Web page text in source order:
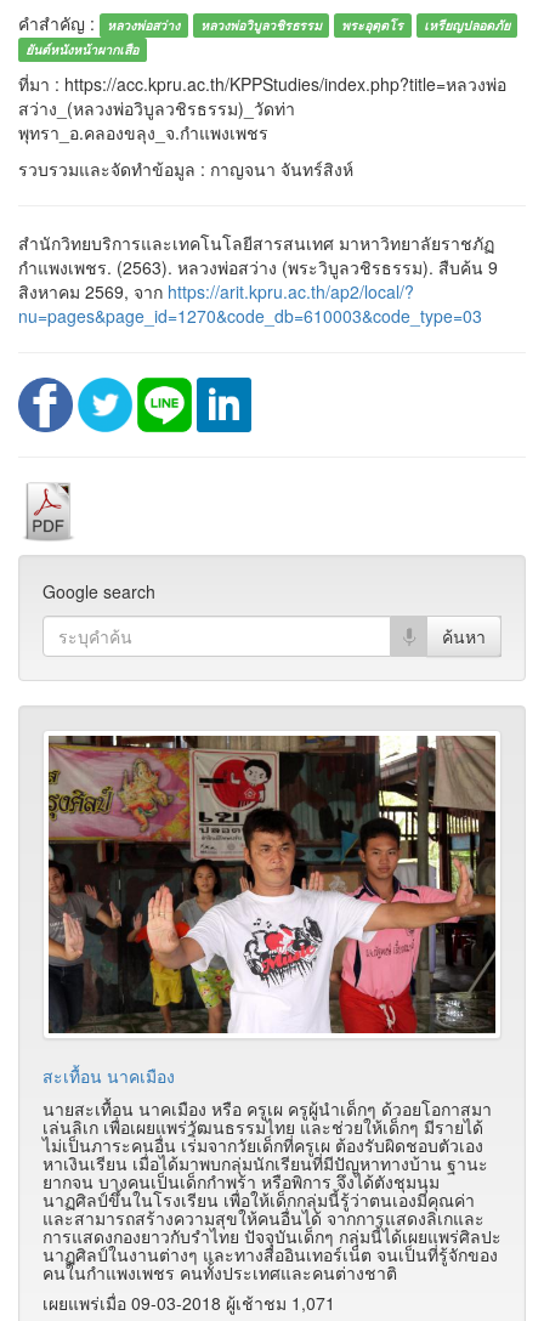
คำสำคัญ :
หลวงพ่อสว่าง หลวงพ่อวิบูลวชิรธรรม พระอุตฺตโร
เหรียญปลอดภัย
ยันต์หนังหน้าผากเสือ
ที่มา : https://acc.kpru.ac.th/KPPStudies/index.php?title=หลวงพ่อ
สว่าง_(หลวงพ่อวิบูลวชิรธรรม)_วัดท่า
พุทรา_อ.คลองขลุง_จ.กำแพงเพชร
รวบรวมและจัดทำข้อมูล : กาญจนา จันทร์สิงห์
สำนักวิทยบริการและเทคโนโลยีสารสนเทศ มาหาวิทยาลัยราชภัฏ
กำแพงเพชร. (2563). หลวงพ่อสว่าง (พระวิบูลวชิรธรรม). สืบค้น 9
สิงหาคม 2569, จาก https://arit.kpru.ac.th/ap2/local/?
nu=pages&page_id=1270&code_db=610003&code_type=03
Google search
สะเทื้อน นาคเมือง
นายสะเทื้อน นาคเมือง หรือ ครูเผ ครูผู้นำเด็กๆ ด้วอยโอกาสมา
เล่นลิเก เพื่อเผยแพร่วัฒนธรรมไทย และช่วยให้เด็กๆ มีรายได้
ไม่เป็นภาระคนอื่น เร่ิมจากวัยเด็กที่ครูเผ ต้องรับผิดชอบตัวเอง
หาเงินเรียน เมื่อได้มาพบกลุ่มนักเรียนที่มีปัญหาทางบ้าน ฐานะ
ยากจน บางคนเป็นเด็กกำพร้า หรือพิการ จึงได้ตังชุมนุม
นาฏศิลป์ขึ้นในโรงเรียน เพื่อให้เด็กกลุ่มนี้รู้ว่าตนเองมีคุณค่า
และสามารถสร้างความสุขให้คนอื่นได้ จากการแสดงลิเกและ
การแสดงกองยาวกับรำไทย ปัจจุบันเด็กๆ กลุ่มนี้ได้เผยแพร่ศิลปะ
นาฏศิลป์ในงานต่างๆ และทางสื่ออินเทอร์เน็ต จนเป็นที่รู้จักของ
คนในกำแพงเพชร คนทั้งประเทศและคนต่างชาติ
เผยแพร่เมื่อ 09-03-2018 ผู้เช้าชม 1,071